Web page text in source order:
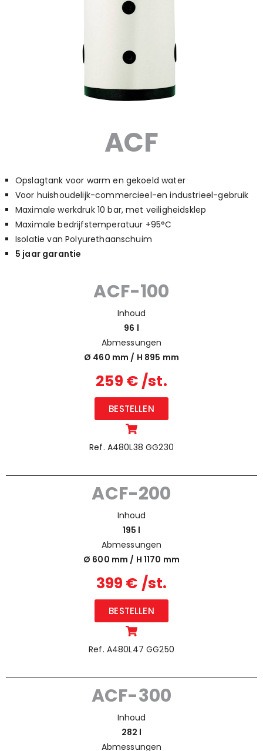
ACF
Opslagtank voor warm en gekoeld water
Voor huishoudelijk-commercieel-en industrieel-gebruik
Maximale werkdruk 10 bar, met veiligheidsklep
Maximale bedrijfstemperatuur +95°C
Isolatie van Polyurethaanschuim
5 jaar garantie
ACF-100
Inhoud
96 l
Abmessungen
Ø 460 mm / H 895 mm
259 € /st.
BESTELLEN
Ref. A480L38 GG230
ACF-200
Inhoud
195 l
Abmessungen
Ø 600 mm / H 1170 mm
399 € /st.
BESTELLEN
Ref. A480L47 GG250
ACF-300
Inhoud
282 l
Abmessungen